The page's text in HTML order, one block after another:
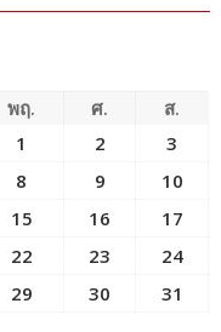
พฤ. ศ.
ส.
1
2
3
8 9
10
15 16
17
22 23
24
29 30 31